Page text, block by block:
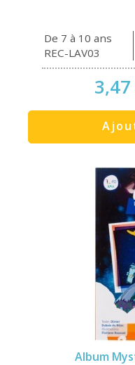
De 7 à 10 ans
REC-LAV03
Album